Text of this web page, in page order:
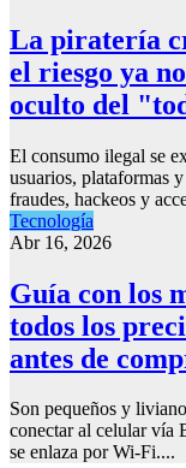
La piratería
el riesgo ya
oculto del
El consumo ilegal se
usuarios, plataformas
fraudes, hackeos y
Tecnología
Abr 16, 2026
Guía con los
todos los
antes de
Son pequeños y
conectar al celular vía
se enlaza por Wi-Fi....